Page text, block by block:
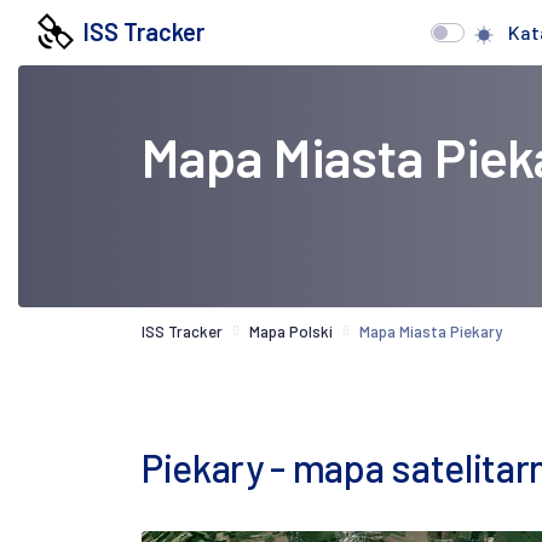
ISS Tracker
Mapa Miasta
ISS Tracker Mapa Polski Mapa Miasta Piekary
Piekary - mapa